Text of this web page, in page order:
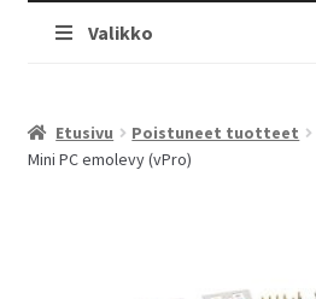
Valikko
Etusivu Poistuneet tuotteet
Mini PC emolevy (vPro)